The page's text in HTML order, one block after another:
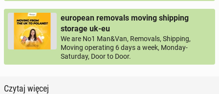
european removals moving shipping
storage uk-eu
We are No1 Man&Van, Removals, Shipping,
Moving operating 6 days a week, Monday-
Saturday, Door to Door.
Czytaj więcej